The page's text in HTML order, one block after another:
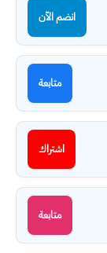
انضم الآن
متابعة
اشتراك
متابعة